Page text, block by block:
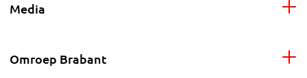
Media
Omroep Brabant